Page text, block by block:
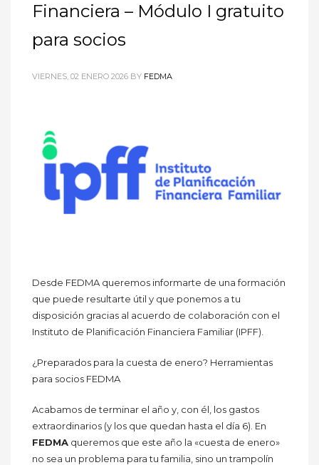
Financiera – Módulo I gratuito
para socios
VIERNES, 02 ENERO 2026 BY FEDMA
Desde FEDMA queremos informarte de una formación
que puede resultarte útil y que ponemos a tu
disposición gracias al acuerdo de colaboración con el
Instituto de Planificación Financiera Familiar (IPFF).
¿Preparados para la cuesta de enero? Herramientas
para socios FEDMA
Acabamos de terminar el año y, con él, los gastos
extraordinarios (y los que quedan hasta el día 6). En
FEDMA queremos que este año la «cuesta de enero»
no sea un problema para tu familia, sino un trampolín